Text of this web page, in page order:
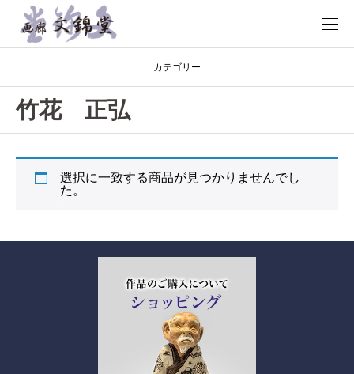
カテゴリー
竹花 正弘
選択に一致する商品が見つかりませんでし
た。